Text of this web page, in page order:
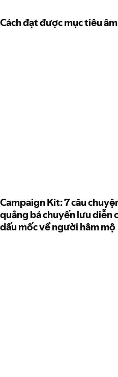
Cách đạt được mục tiêu
Campaign Kit: 7 câu
quảng bá chuyến lưu diễn
dấu mốc về người hâm mộ